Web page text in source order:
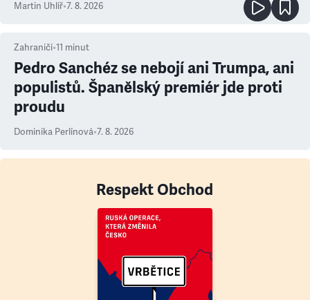
Martin Uhlíř•7. 8. 2026
Zahraničí•11 minut
Pedro Sanchéz se nebojí ani Trumpa, ani
populistů. Španělský premiér jde proti
proudu
Dominika Perlínová•7. 8. 2026
Respekt Obchod